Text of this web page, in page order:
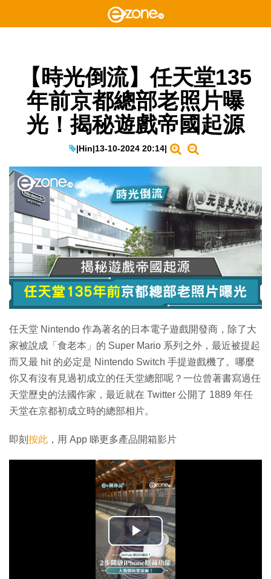
【時光倒流】任天堂135
年前京都總部老照片曝
光！揭秘遊戲帝國起源
|Hin|13-10-2024 20:14|
任天堂 Nintendo 作為著名的日本電子遊戲開發商，除了大
家被說成「食老本」的 Super Mario 系列之外，最近被提起
而又最 hit 的必定是 Nintendo Switch 手提遊戲機了。哪麼
你又有沒有見過初成立的任天堂總部呢？一位曾著書寫過任
天堂歷史的法國作家，最近就在 Twitter 公開了 1889 年任
天堂在京都初成立時的總部相片。
即刻 按此 ，用 App 睇更多產品開箱影片
播
放